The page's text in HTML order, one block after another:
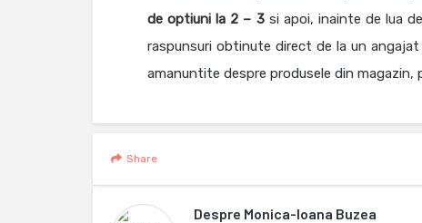
de optiuni la 2 – 3si apoi, inainte de lua
raspunsuri obtinute direct de la un
amanuntite despre produsele din magazin,
Share
Despre Monica-Ioana Buzea